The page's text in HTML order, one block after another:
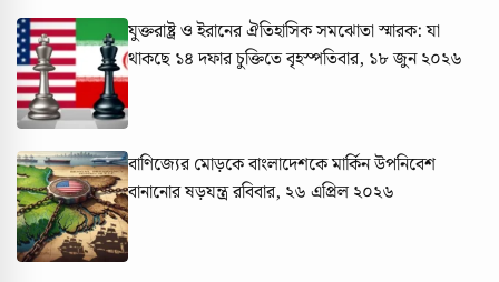
যুক্তরাষ্ট্র ও ইরানের ঐতিহাসিক সমঝোতা স্মারক: যা
থাকছে ১৪ দফার চুক্তিতেবৃহস্পতিবার, ১৮ জুন ২০২৬
বাণিজ্যের মোড়কে বাংলাদেশকে মার্কিন উপনিবেশ
বানানোর ষড়যন্ত্ররবিবার, ২৬ এপ্রিল ২০২৬